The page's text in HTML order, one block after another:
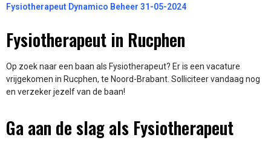
Fysiotherapeut Dynamico Beheer 31-05-2024
Fysiotherapeut in Rucphen
Op zoek naar een baan als Fysiotherapeut? Er is een vacature
vrijgekomen in Rucphen, te Noord-Brabant. Solliciteer vandaag nog
en verzeker jezelf van de baan!
Ga aan de slag als Fysiotherapeut